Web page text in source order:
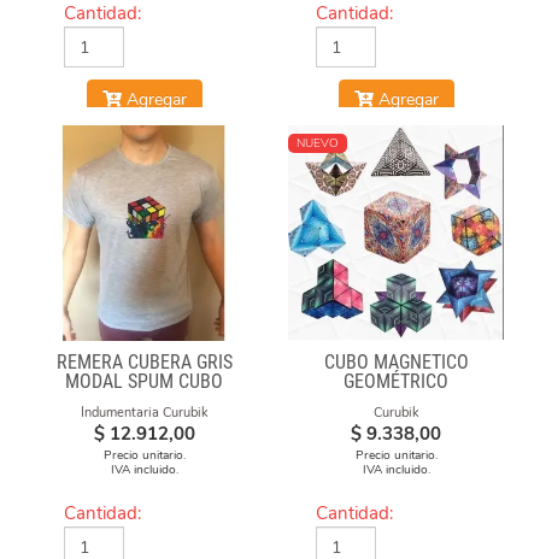
Cantidad:
Agregar
Cantidad:
Agregar
REMERA CUBERA GRIS
MODAL SPUM CUBO
Indumentaria Curubik
$ 12.912,00
Precio unitario.
IVA incluido.
Cantidad:
NUEVO
CUBO MAGNÉTICO
GEOMÉTRICO
Curubik
$ 9.338,00
Precio unitario.
IVA incluido.
Cantidad: